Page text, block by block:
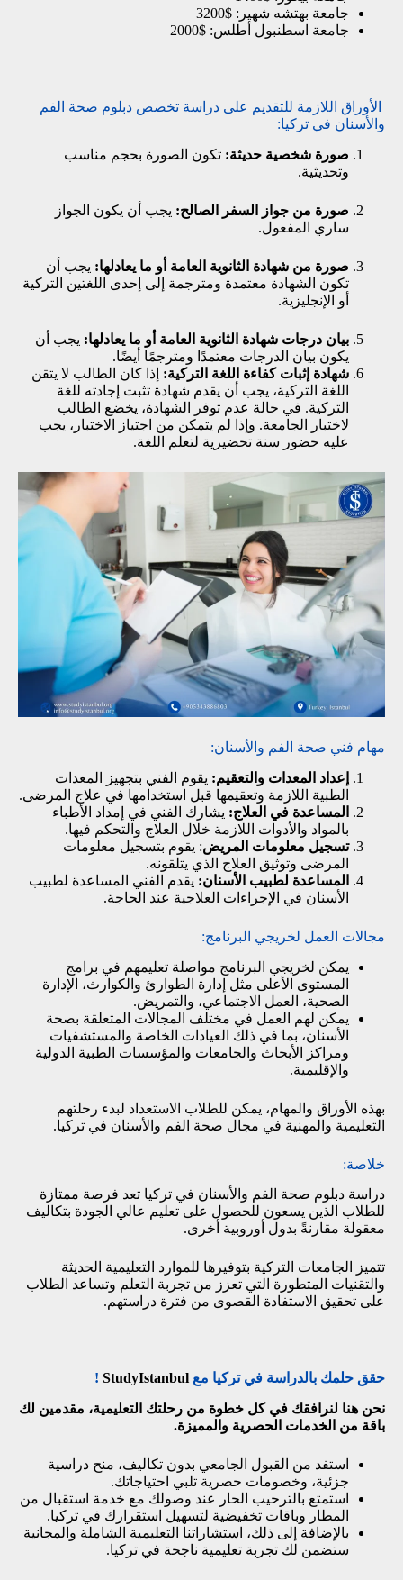
جامعة بهتشه شهير: $3200
جامعة اسطنبول أطلس: $2000
الأوراق اللازمة للتقديم على دراسة تخصص دبلوم صحة الفم
والأسنان في تركيا:
صورة شخصية حديثة: تكون الصورة بحجم مناسب
وتحديثية.
صورة من جواز السفر الصالح: يجب أن يكون الجواز
ساري المفعول.
صورة من شهادة الثانوية العامة أو ما يعادلها: يجب أن
تكون الشهادة معتمدة ومترجمة إلى إحدى اللغتين التركية
أو الإنجليزية.
بيان درجات شهادة الثانوية العامة أو ما يعادلها: يجب أن
يكون بيان الدرجات معتمدًا ومترجمًا أيضًا.
شهادة إثبات كفاءة اللغة التركية: إذا كان الطالب لا يتقن
اللغة التركية، يجب أن يقدم شهادة تثبت إجادته للغة
التركية. في حالة عدم توفر الشهادة، يخضع الطالب
لاختبار الجامعة. وإذا لم يتمكن من اجتياز الاختبار، يجب
عليه حضور سنة تحضيرية لتعلم اللغة.
مهام فني صحة الفم والأسنان:
إعداد المعدات والتعقيم: يقوم الفني بتجهيز المعدات
الطبية اللازمة وتعقيمها قبل استخدامها في علاج المرضى.
المساعدة في العلاج: يشارك الفني في إمداد الأطباء
بالمواد والأدوات اللازمة خلال العلاج والتحكم فيها.
تسجيل معلومات المريض: يقوم بتسجيل معلومات
المرضى وتوثيق العلاج الذي يتلقونه.
المساعدة لطبيب الأسنان: يقدم الفني المساعدة لطبيب
الأسنان في الإجراءات العلاجية عند الحاجة.
مجالات العمل لخريجي البرنامج:
يمكن لخريجي البرنامج مواصلة تعليمهم في برامج
المستوى الأعلى مثل إدارة الطوارئ والكوارث، الإدارة
الصحية، العمل الاجتماعي، والتمريض.
يمكن لهم العمل في مختلف المجالات المتعلقة بصحة
الأسنان، بما في ذلك العيادات الخاصة والمستشفيات
ومراكز الأبحاث والجامعات والمؤسسات الطبية الدولية
والإقليمية.
بهذه الأوراق والمهام، يمكن للطلاب الاستعداد لبدء رحلتهم
التعليمية والمهنية في مجال صحة الفم والأسنان في تركيا.
خلاصة:
دراسة دبلوم صحة الفم والأسنان في تركيا تعد فرصة ممتازة
للطلاب الذين يسعون للحصول على تعليم عالي الجودة بتكاليف
معقولة مقارنةً بدول أوروبية أخرى.
تتميز الجامعات التركية بتوفيرها للموارد التعليمية الحديثة
والتقنيات المتطورة التي تعزز من تجربة التعلم وتساعد الطلاب
على تحقيق الاستفادة القصوى من فترة دراستهم.
حقق حلمك بالدراسة في تركيا مع StudyIstanbul
!
نحن هنا لنرافقك في كل خطوة من رحلتك التعليمية، مقدمين لك
باقة من الخدمات الحصرية والمميزة.
استفد من القبول الجامعي بدون تكاليف، منح دراسية
جزئية، وخصومات حصرية تلبي احتياجاتك.
استمتع بالترحيب الحار عند وصولك مع خدمة استقبال من
المطار وباقات تخفيضية لتسهيل استقرارك في تركيا.
بالإضافة إلى ذلك، استشاراتنا التعليمية الشاملة والمجانية
ستضمن لك تجربة تعليمية ناجحة في تركيا.